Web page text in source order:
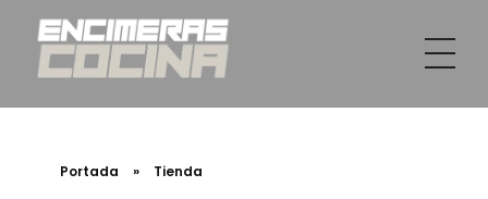
INSTAMAR WORK SL
Portada » Tienda